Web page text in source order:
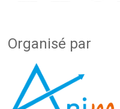
Organisé par